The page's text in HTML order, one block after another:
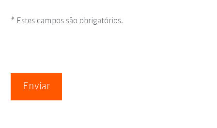
* Estes campos são obrigatórios.
Enviar